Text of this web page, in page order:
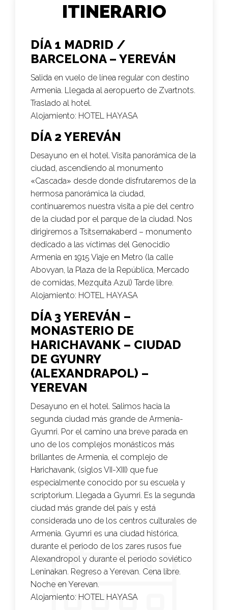
ITINERARIO
DÍA 1 MADRID /
BARCELONA – YEREVÁN
Salida en vuelo de línea regular con destino
Armenia. Llegada al aeropuerto de Zvartnots.
Traslado al hotel.
Alojamiento: HOTEL HAYASA
DÍA 2 YEREVÁN
Desayuno en el hotel. Visita panorámica de la
ciudad, ascendiendo al monumento
«Cascada» desde donde disfrutaremos de la
hermosa panorámica la ciudad,
continuaremos nuestra visita a pie del centro
de la ciudad por el parque de la ciudad. Nos
dirigiremos a Tsitsernakaberd – monumento
dedicado a las víctimas del Genocidio
Armenia en 1915 Viaje en Metro (la calle
Abovyan, la Plaza de la República, Mercado
de comidas, Mezquita Azul) Tarde libre.
Alojamiento: HOTEL HAYASA
DÍA 3 YEREVÁN –
MONASTERIO DE
HARICHAVANK – CIUDAD
DE GYUNRY
(ALEXANDRAPOL) –
YEREVAN
Desayuno en el hotel. Salimos hacia la
segunda ciudad más grande de Armenia-
Gyumri. Por el camino una breve parada en
uno de los complejos monásticos más
brillantes de Armenia, el complejo de
Harichavank, (siglos VII-XIII) que fue
especialmente conocido por su escuela y
scriptorium. Llegada a Gyumri. Es la segunda
ciudad más grande del país y está
considerada uno de los centros culturales de
Armenia. Gyumri es una ciudad histórica,
durante el periodo de los zares rusos fue
Alexandropol y durante el periodo soviético
Leninakan. Regreso a Yerevan. Cena libre.
Noche en Yerevan.
Alojamiento: HOTEL HAYASA